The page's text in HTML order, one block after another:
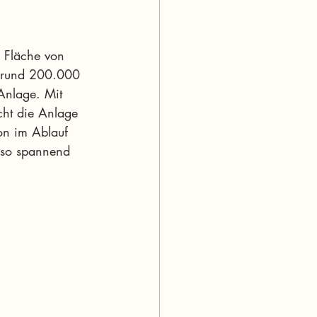
von
rund 200.000
Mit
die Anlage
im Ablauf
spannend